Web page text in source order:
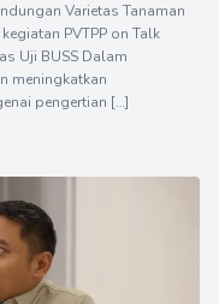
Varietas Tanaman
PVTPP on Talk
Uji BUSS Dalam
meningkatkan
pengertian […]